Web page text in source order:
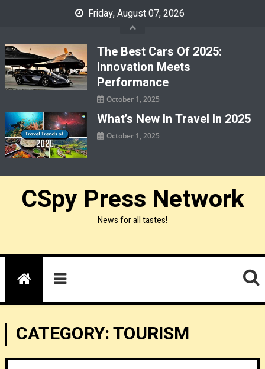
Friday, August 07, 2026
The Best Cars Of 2025:
Innovation Meets
Performance
October 1, 2025
What’s New In Travel In 2025
October 1, 2025
CSpy Press Network
News for all tastes!
CATEGORY:TOURISM